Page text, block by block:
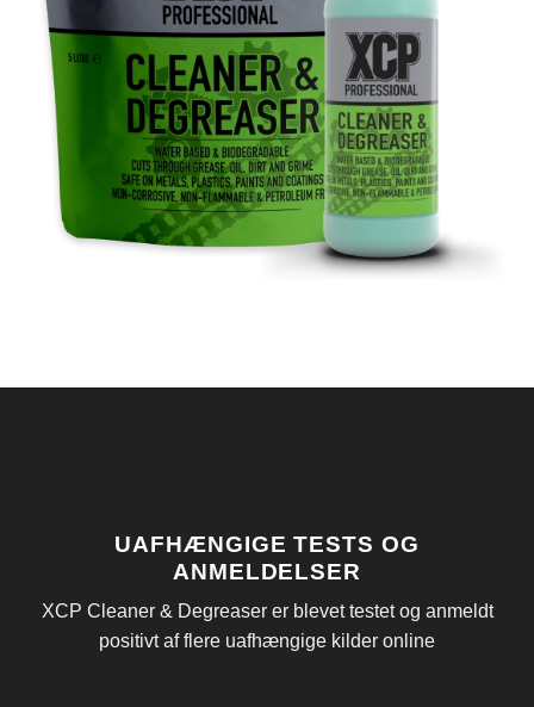
UAFHÆNGIGE TESTS OG
ANMELDELSER
XCP Cleaner & Degreaser er blevet testet og anmeldt
positivt af flere uafhængige kilder online